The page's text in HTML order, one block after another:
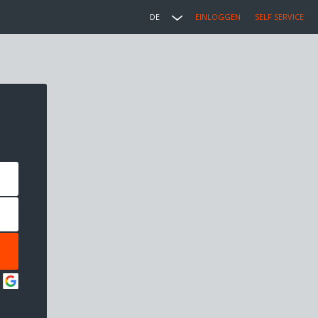
DE EINLOGGEN SELF SERVICE